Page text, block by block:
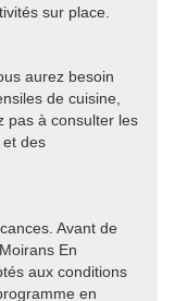
sur place.
aurez besoin
de cuisine,
pas à consulter les
des
Avant de
En
aux conditions
en